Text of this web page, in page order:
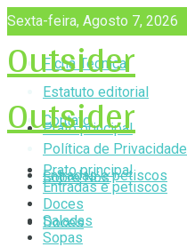
Sexta-feira, Agosto 7, 2026
Ficha Técnica
Estatuto editorial
Contato
Política de Privacidade
Sobre Nós
Outsider
Prato principal
Entradas e petiscos
Doces
Outsider
Prato principal
Entradas e petiscos
Doces
Saladas
Sopas